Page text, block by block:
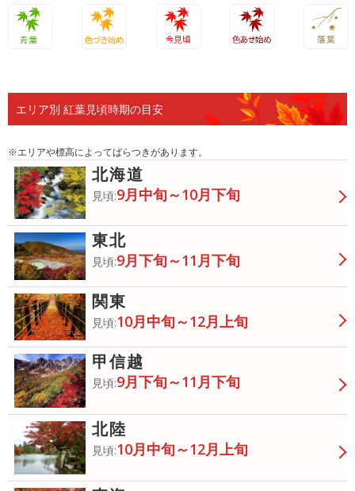
エリア別 紅葉見頃時期の目安
※エリアや標高によってばらつきがあります。
北海道
見頃:9月中旬～10月下旬
東北
見頃:9月下旬～11月下旬
関東
見頃:10月中旬～12月上旬
甲信越
見頃:9月下旬～11月下旬
北陸
見頃:10月中旬～12月上旬